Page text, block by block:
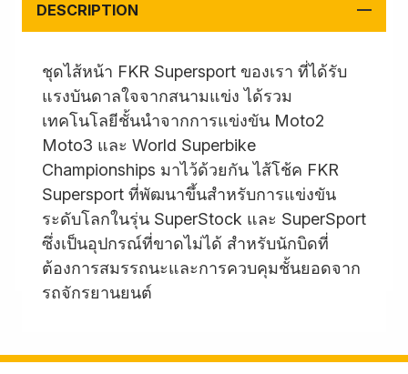
DESCRIPTION
ชุดไส้หน้า FKR Supersport ของเรา ที่ได้รับ
แรงบันดาลใจจากสนามแข่ง ได้รวม
เทคโนโลยีชั้นนำจากการแข่งขัน Moto2
Moto3 และ World Superbike
Championships มาไว้ด้วยกัน ไส้โช้ค FKR
Supersport ที่พัฒนาขึ้นสำหรับการแข่งขัน
ระดับโลกในรุ่น SuperStock และ SuperSport
ซึ่งเป็นอุปกรณ์ที่ขาดไม่ได้ สำหรับนักบิดที่
ต้องการสมรรถนะและการควบคุมชั้นยอดจาก
รถจักรยานยนต์